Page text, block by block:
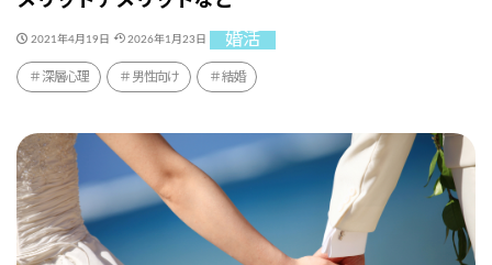
2021年4月19日 2026年1月23日 婚活
深層心理 男性向け 結婚